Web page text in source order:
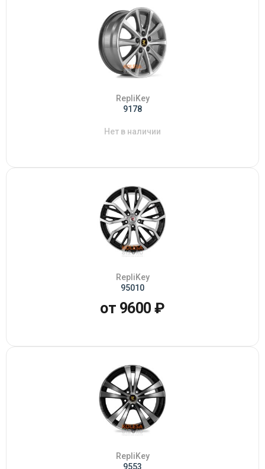
RepliKey
9178
Нет в наличии
RepliKey
95010
от 9600 ₽
RepliKey
9553